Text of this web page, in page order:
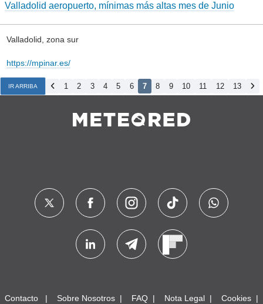
Valladolid aeropuerto, mínimas más altas mes de Junio
Valladolid, zona sur
https://mpinar.es/
IR ARRIBA 1 2 3 4 5 6 7 8 9 10 11 12 13
Contacto Sobre Nosotros FAQ Nota Legal Cookies